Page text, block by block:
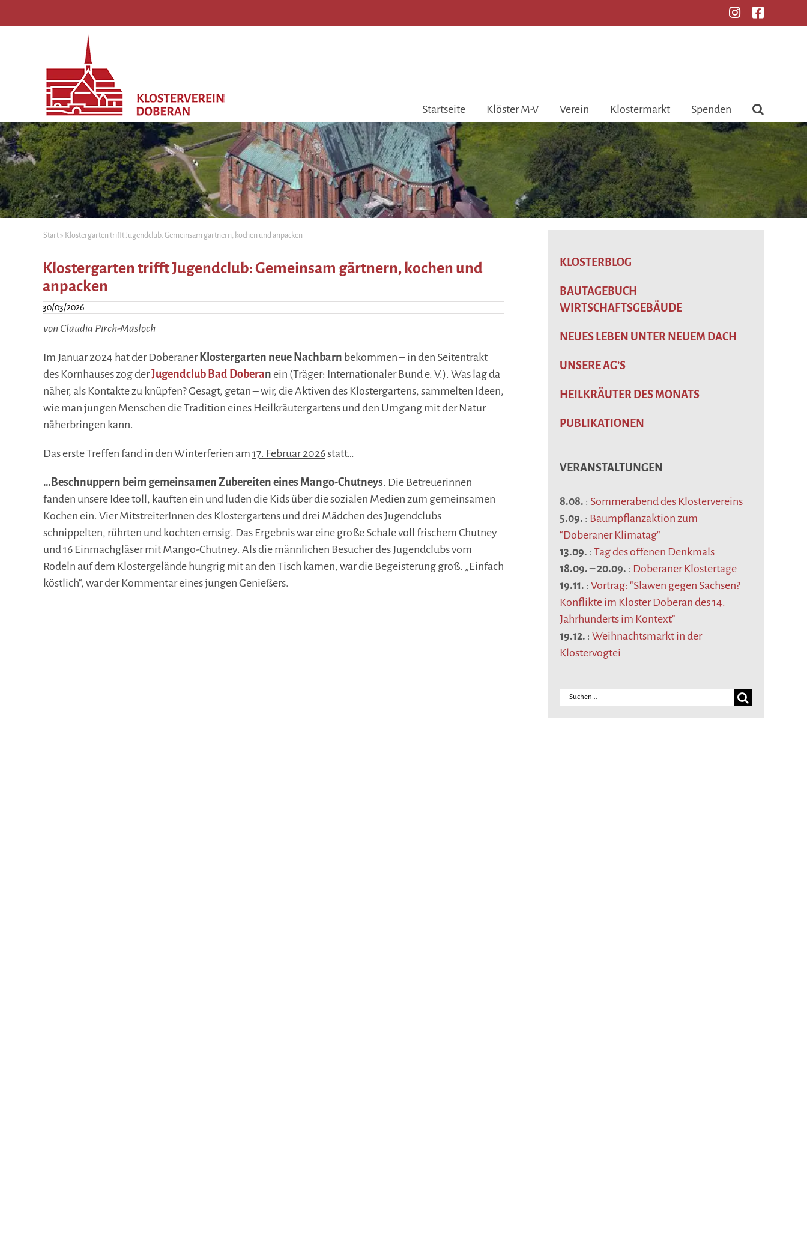
Startseite Klöster M-V Verein Klostermarkt Spenden
Start» Klostergarten trifft Jugendclub: Gemeinsam gärtnern, kochen und anpacken
Klostergarten trifft Jugendclub: Gemeinsam gärtnern, kochen und
anpacken
30/03/2026
von Claudia Pirch-Masloch
Im Januar 2024 hat der Doberaner Klostergarten neue Nachbarn bekommen – in den Seitentrakt
des Kornhauses zog derJugendclub Bad Doberan ein (Träger: Internationaler Bund e. V.). Was lag da
näher, als Kontakte zu knüpfen? Gesagt, getan – wir, die Aktiven des Klostergartens, sammelten Ideen,
wie man jungen Menschen die Tradition eines Heilkräutergartens und den Umgang mit der Natur
näherbringen kann.
Das erste Treffen fand in den Winterferien am 17. Februar 2026statt…
…Beschnuppern beim gemeinsamen Zubereiten eines Mango-Chutneys. Die Betreuerinnen
fanden unsere Idee toll, kauften ein und luden die Kids über die sozialen Medien zum gemeinsamen
Kochen ein. Vier MitstreiterInnen des Klostergartens und drei Mädchen des Jugendclubs
schnippelten, rührten und kochten emsig. Das Ergebnis war eine große Schale voll frischem Chutney
und 16 Einmachgläser mit Mango-Chutney. Als die männlichen Besucher des Jugendclubs vom
Rodeln auf dem Klostergelände hungrig mit an den Tisch kamen, war die Begeisterung groß. „Einfach
köstlich“, war der Kommentar eines jungen Genießers.
KLOSTERBLOG
BAUTAGEBUCH
WIRTSCHAFTSGEBÄUDE
NEUES LEBEN UNTER NEUEM DACH
UNSERE AG’S
HEILKRÄUTER DES MONATS
PUBLIKATIONEN
VERANSTALTUNGEN
8.08. : Sommerabend des Klostervereins
5.09. : Baumpflanzaktion zum
“Doberaner Klimatag“
13.09. : Tag des offenen Denkmals
18.09. – 20.09. : Doberaner Klostertage
19.11. : Vortrag: "Slawen gegen Sachsen?
Konflikte im Kloster Doberan des 14.
Jahrhunderts im Kontext"
19.12. : Weihnachtsmarkt in der
Klostervogtei